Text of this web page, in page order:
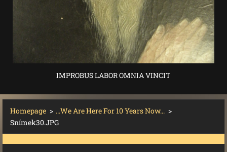
IMPROBUS LABOR OMNIA VINCIT
Homepage > ...We Are Here For 10 Years Now... >
Snímek30.JPG